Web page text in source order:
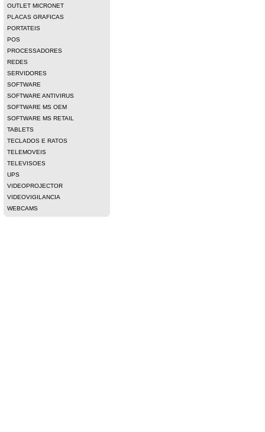
OUTLET MICRONET
PLACAS GRAFICAS
PORTATEIS
POS
PROCESSADORES
REDES
SERVIDORES
SOFTWARE
SOFTWARE ANTIVIRUS
SOFTWARE MS OEM
SOFTWARE MS RETAIL
TABLETS
TECLADOS E RATOS
TELEMOVEIS
TELEVISOES
UPS
VIDEOPROJECTOR
VIDEOVIGILANCIA
WEBCAMS